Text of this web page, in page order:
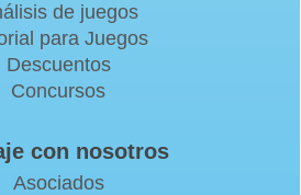
de juegos
para Juegos
Descuentos
Concursos
con nosotros
Asociados